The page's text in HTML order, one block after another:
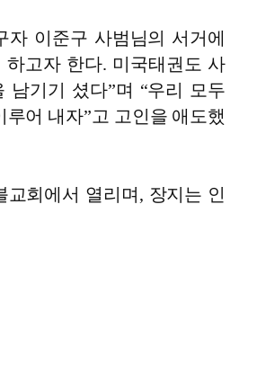
자 이준구 사범님의 서거에
고자 한다. 미국태권도 사
기기 셨다”며 “우리 모두
어 내자”고 고인을 애도했
회에서 열리며, 장지는 인